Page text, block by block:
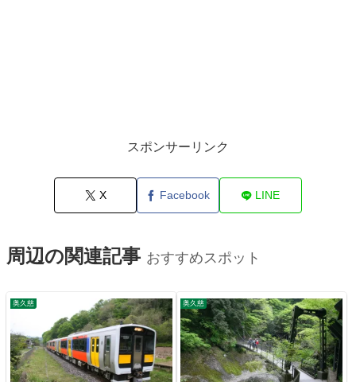
スポンサーリンク
X Facebook LINE
周辺の関連記事 おすすめスポット
奥久慈 奥久慈